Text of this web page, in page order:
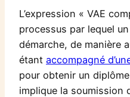
L’expression « VAE
processus par lequel
démarche, de manière
étant accompagné
pour obtenir un
implique la soumission